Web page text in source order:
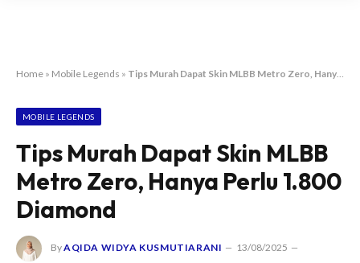
Home » Mobile Legends » Tips Murah Dapat Skin MLBB Metro Zero, Hanya Perlu 1.800 Diamond
MOBILE LEGENDS
Tips Murah Dapat Skin MLBB
Metro Zero, Hanya Perlu 1.800
Diamond
ByAQIDA WIDYA KUSMUTIARANI
13/08/2025